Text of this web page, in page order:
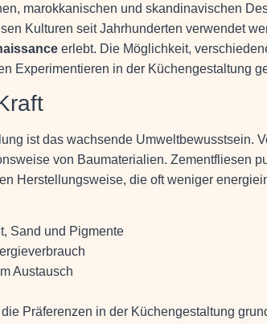
marokkanischen und skandinavischen
Kulturen seit Jahrhunderten verwendet
erlebt. Die Möglichkeit,
Experimentieren in der Küchengestaltung
ist das wachsende Umweltbewusstsein.
von Baumaterialien. Zementfliesen
Herstellungsweise, die oft weniger
Sand und Pigmente
Austausch
Präferenzen in der Küchengestaltung